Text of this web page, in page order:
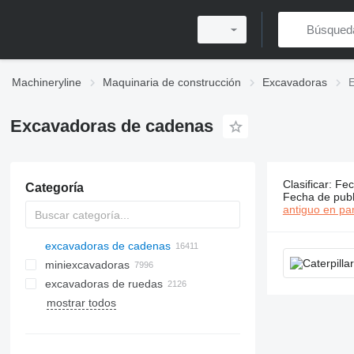
Machineryline Maquinaria de construcción Excavadoras
Excavadoras de cadenas
Categoría
excavadoras de cadenas
miniexcavadoras
excavadoras de ruedas
mostrar todos
16416
Clasificar:
Fecha de
antiguo en